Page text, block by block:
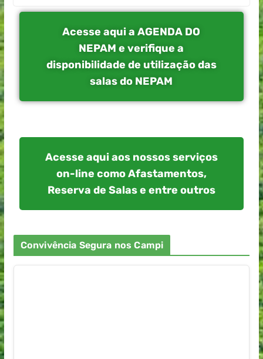
Acesse aqui a AGENDA DO
NEPAM e verifique a
disponibilidade de utilização das
salas do NEPAM
Acesse aqui aos nossos serviços
on-line como Afastamentos,
Reserva de Salas e entre outros
Convivência Segura nos Campi